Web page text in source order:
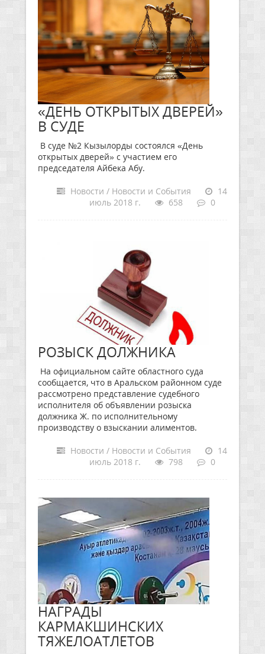
«ДЕНЬ ОТКРЫТЫХ ДВЕРЕЙ»
В СУДЕ
В суде №2 Кызылорды состоялся «День
открытых дверей» с участием его
председателя Айбека Абу.
Новости / Новости и События
14
июль 2018 г.
658 0
РОЗЫСК ДОЛЖНИКА
На официальном сайте областного суда
сообщается, что в Аральском районном суде
рассмотрено представление судебного
исполнителя об объявлении розыска
должника Ж. по исполнительному
производству о взыскании алиментов.
Новости / Новости и События
14
июль 2018 г.
798 0
НАГРАДЫ
КАРМАКШИНСКИХ
ТЯЖЕЛОАТЛЕТОВ